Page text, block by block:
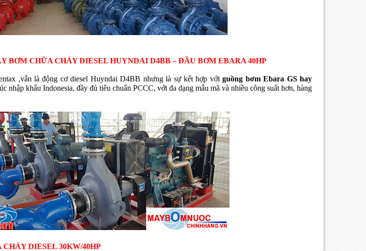
BƠM CHỮA CHÁY DIESEL HUYNDAI D4BB – ĐẦU BƠM EBARA 40HP
,vẫn là động cơ diesel Huyndai D4BB nhưng là sự kết hợp vớiguồng bơm Ebara GS hay
nhập khẩu Indonesia, đầy đủ tiêu chuẩn PCCC, với đa dạng mẫu mã và nhiều công suất hơn, hàng
DIESEL 30KW/40HP